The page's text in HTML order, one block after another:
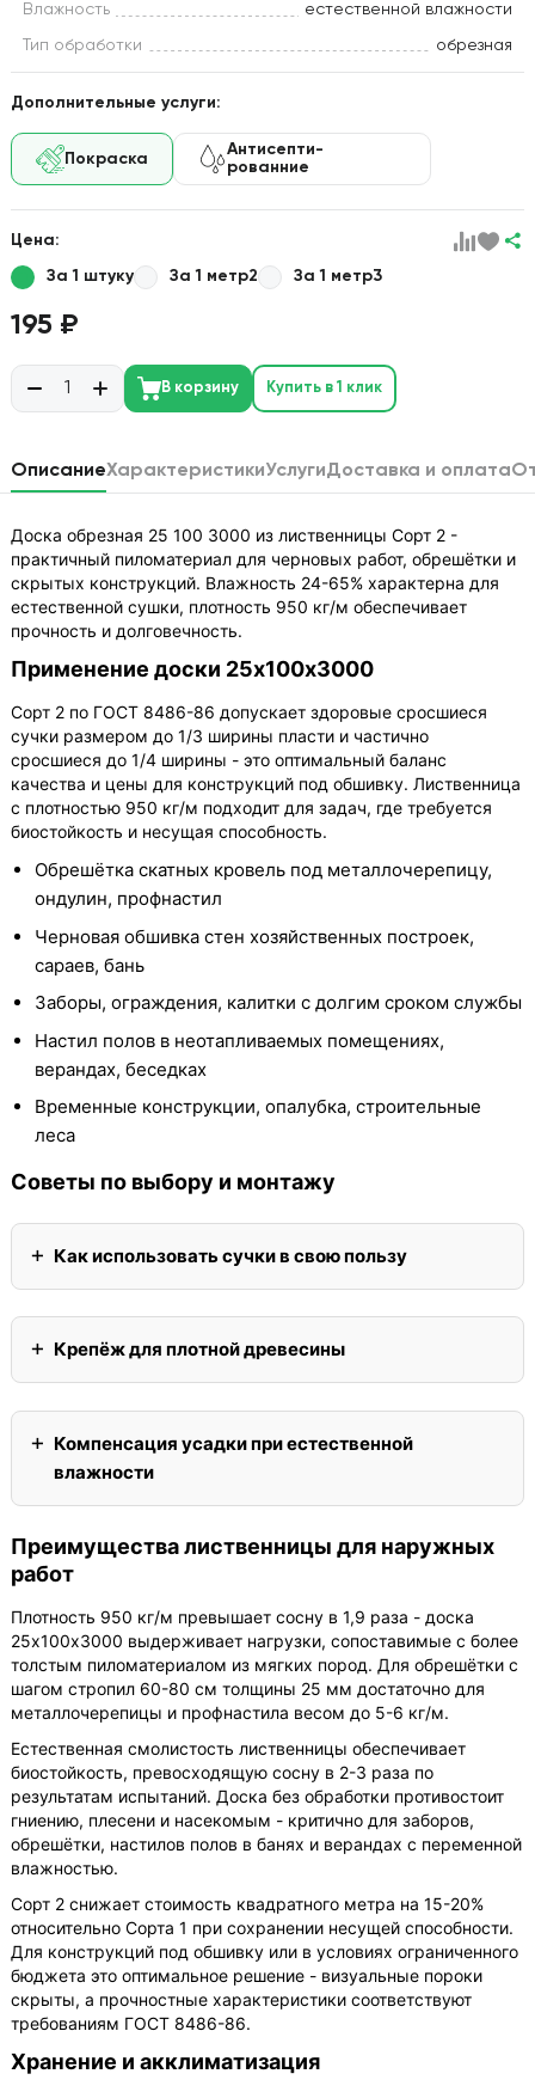
Влажность естественной влажности
Тип обработки обрезная
Дополнительные услуги:
Покраска
Антисепти-
рованние
Цена:
За 1 штуку За 1 метр2 За 1 метр3
195 ₽
В корзину Купить в 1 клик
ОписаниеХарактеристикиУслугиДоставка и оплата
Доска обрезная 25 100 3000 из лиственницы Сорт 2 -
практичный пиломатериал для черновых работ, обрешётки и
скрытых конструкций. Влажность 24-65% характерна для
естественной сушки, плотность 950 кг/м обеспечивает
прочность и долговечность.
Применение доски 25х100х3000
Сорт 2 по ГОСТ 8486-86 допускает здоровые сросшиеся
сучки размером до 1/3 ширины пласти и частично
сросшиеся до 1/4 ширины - это оптимальный баланс
качества и цены для конструкций под обшивку. Лиственница
с плотностью 950 кг/м подходит для задач, где требуется
биостойкость и несущая способность.
Обрешётка скатных кровель под металлочерепицу,
ондулин, профнастил
Черновая обшивка стен хозяйственных построек,
сараев, бань
Заборы, ограждения, калитки с долгим сроком службы
Настил полов в неотапливаемых помещениях,
верандах, беседках
Временные конструкции, опалубка, строительные
леса
Советы по выбору и монтажу
Как использовать сучки в свою пользу
Крепёж для плотной древесины
Компенсация усадки при естественной
влажности
Преимущества лиственницы для наружных
работ
Плотность 950 кг/м превышает сосну в 1,9 раза - доска
25х100х3000 выдерживает нагрузки, сопоставимые с более
толстым пиломатериалом из мягких пород. Для обрешётки с
шагом стропил 60-80 см толщины 25 мм достаточно для
металлочерепицы и профнастила весом до 5-6 кг/м.
Естественная смолистость лиственницы обеспечивает
биостойкость, превосходящую сосну в 2-3 раза по
результатам испытаний. Доска без обработки противостоит
гниению, плесени и насекомым - критично для заборов,
обрешётки, настилов полов в банях и верандах с переменной
влажностью.
Сорт 2 снижает стоимость квадратного метра на 15-20%
относительно Сорта 1 при сохранении несущей способности.
Для конструкций под обшивку или в условиях ограниченного
бюджета это оптимальное решение - визуальные пороки
скрыты, а прочностные характеристики соответствуют
требованиям ГОСТ 8486-86.
Хранение и акклиматизация